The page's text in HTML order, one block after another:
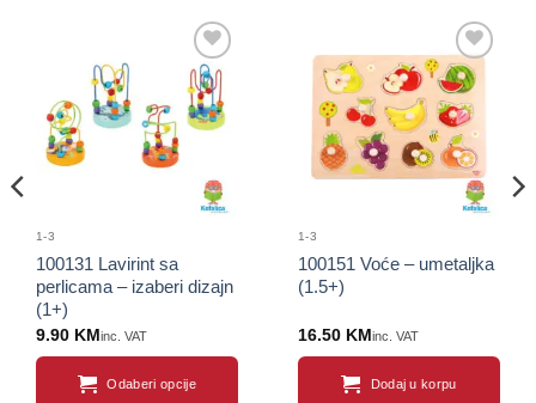
Sačuvaj
proizvod
1-3
100131 Lavirint sa
perlicama – izaberi dizajn
(1+)
9.90 KM inc. VAT
Odaberi opcije
Sačuvaj
proizvod
1-3
100151 Voće – umetaljka
(1.5+)
16.50 KM inc. VAT
Dodaj u korpu